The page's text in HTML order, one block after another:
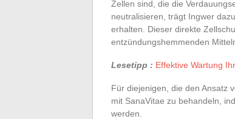
Zellen sind, die die
neutralisieren, trägt Ingwer
erhalten. Dieser direkte
entzündungshemmenden
Lesetipp : Effektive Wartung
Für diejenigen, die den Ansatz
mit SanaVitae zu behandeln,
werden.